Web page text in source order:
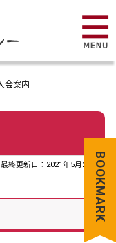
会案内
最終更新日： 2021年5月20日BOOKMARK